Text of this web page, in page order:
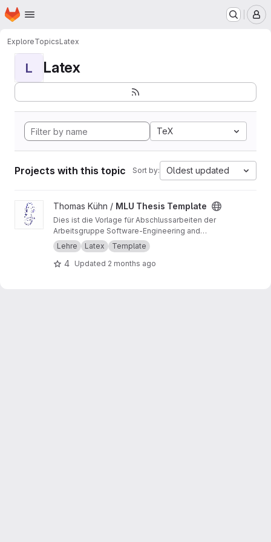
Skip to main content
Homepage
ExploreTopicsLatex
L Latex
TeX
Projects with this topic Sort by: Oldest updated
View MLU Thesis Template project
Thomas Kühn / MLU Thesis Template
Dies ist die Vorlage für Abschlussarbeiten der
Arbeitsgruppe Software-Engineering and
Programmiersprachen des Institutes für
Informatik an der Martin-Luther-Universität
Halle-Wittenberg.
Lehre Latex Template
4 Updated 2 months ago